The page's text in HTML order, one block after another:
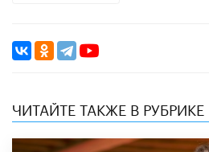
ЧИТАЙТЕ ТАКЖЕ В РУБРИКЕ